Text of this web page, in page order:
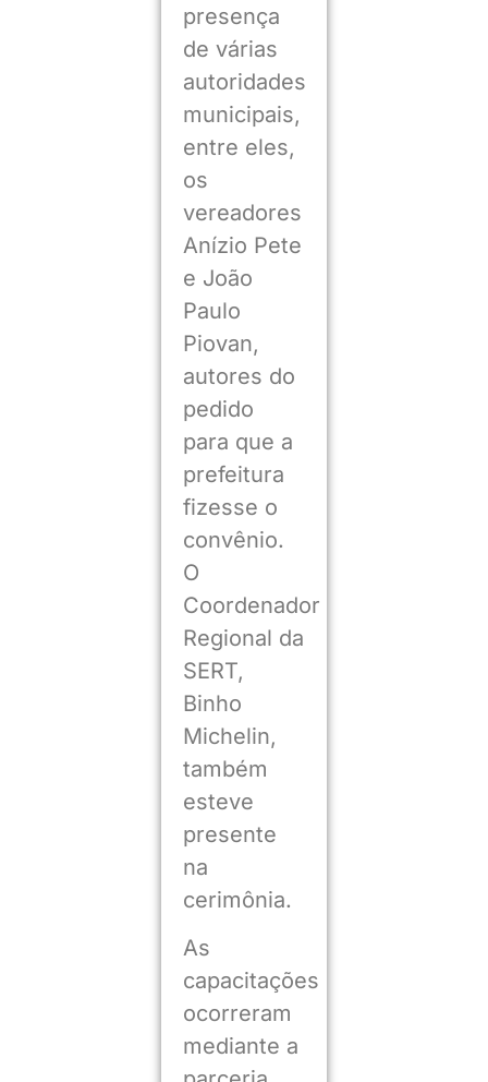
presença
de várias
autoridades
municipais,
entre eles,
os
vereadores
Anízio Pete
e João
Paulo
Piovan,
autores do
pedido
para que a
prefeitura
fizesse o
convênio.
O
Coordenador
Regional da
SERT,
Binho
Michelin,
também
esteve
presente
na
cerimônia.
As
capacitações
ocorreram
mediante a